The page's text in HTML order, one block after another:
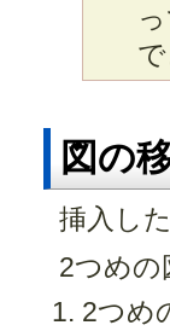
で
図の
挿入し
2つめの
2つめ